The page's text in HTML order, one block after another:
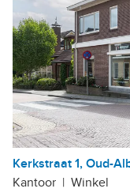
Kerkstraat 1, Oud-
Kantoor | Winkel